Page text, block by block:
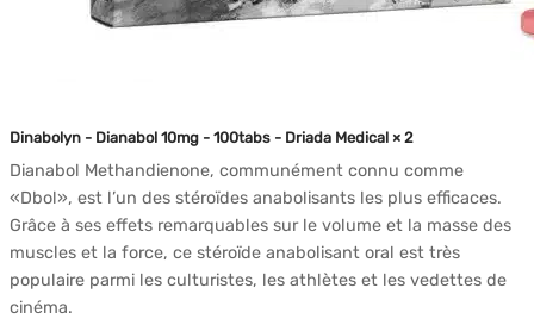
Dinabolyn - Dianabol 10mg - 100tabs - Driada Medical × 2
Dianabol Methandienone, communément connu comme
«Dbol», est l’un des stéroïdes anabolisants les plus efficaces.
Grâce à ses effets remarquables sur le volume et la masse des
muscles et la force, ce stéroïde anabolisant oral est très
populaire parmi les culturistes, les athlètes et les vedettes de
cinéma.